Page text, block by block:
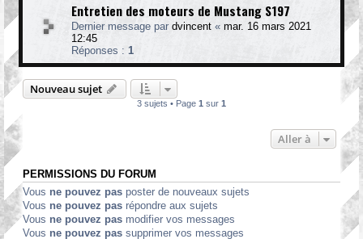
Entretien des moteurs de Mustang S197
Dernier message par dvincent « mar. 16 mars 2021
12:45
Réponses : 1
Nouveau sujet
3 sujets • Page 1 sur 1
Aller à
PERMISSIONS DU FORUM
Vous ne pouvez pas poster de nouveaux sujets
Vous ne pouvez pas répondre aux sujets
Vous ne pouvez pas modifier vos messages
Vous ne pouvez pas supprimer vos messages